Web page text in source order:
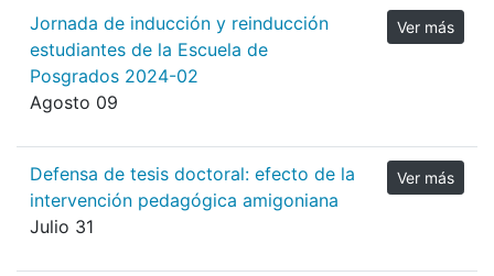
Jornada de inducción y reinducción
estudiantes de la Escuela de
Posgrados 2024-02
Agosto 09
Ver más
Defensa de tesis doctoral: efecto de la
intervención pedagógica amigoniana
Julio 31
Ver más